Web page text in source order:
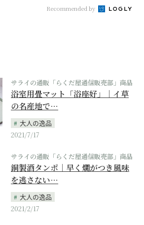
Recommended by
サライの通販「らくだ屋通信販売部」商品
浴室用畳マット「浴座好」｜イ草
の名産地で…
大人の逸品
2021/7/17
サライの通販「らくだ屋通信販売部」商品
銅製酒タンポ｜早く燗がつき風味
を逃さない…
大人の逸品
2021/2/17